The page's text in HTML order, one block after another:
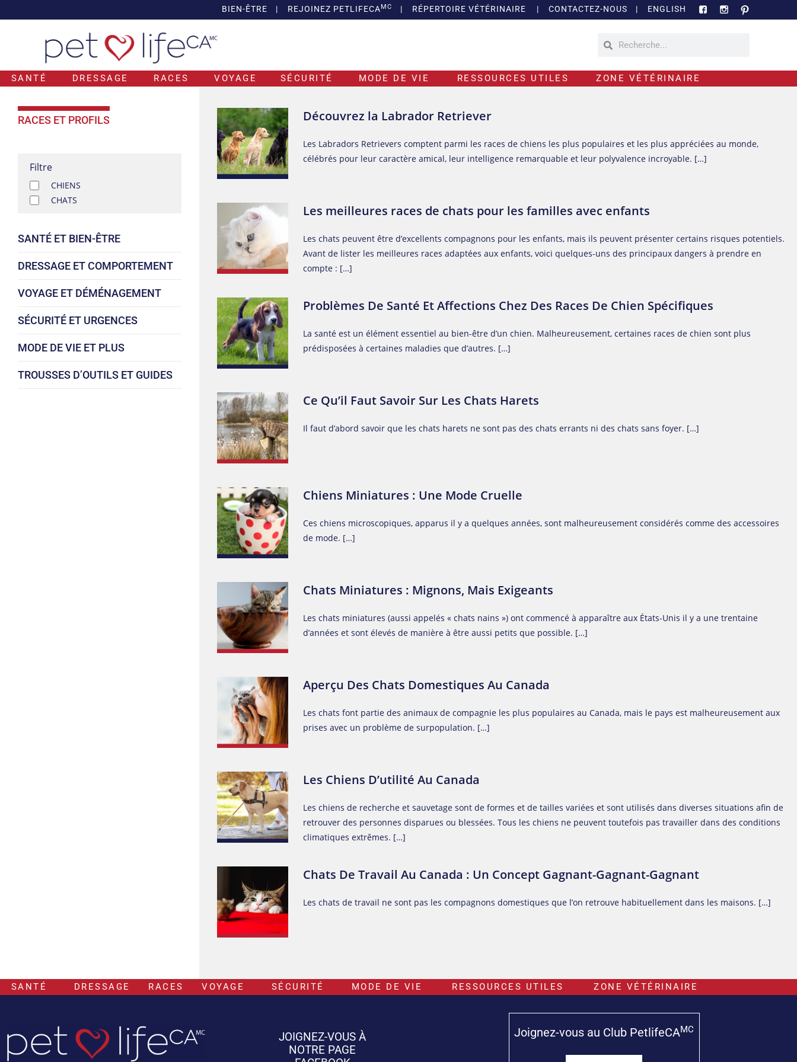
BIEN-ÊTRE | REJOINEZ PETLIFECAMC | RÉPERTOIRE VÉTÉRINAIRE | CONTACTEZ-NOUS | ENGLISH
SANTÉ DRESSAGE RACES VOYAGE SÉCURITÉ MODE DE VIE RESSOURCES UTILES ZONE VÉTÉRINAIRE
RACES ET PROFILS
Filtre
CHIENS
CHATS
SANTÉ ET BIEN-ÊTRE
DRESSAGE ET COMPORTEMENT
VOYAGE ET DÉMÉNAGEMENT
SÉCURITÉ ET URGENCES
MODE DE VIE ET PLUS
TROUSSES D’OUTILS ET GUIDES
Découvrez la Labrador Retriever
Les Labradors Retrievers comptent parmi les races de chiens les plus populaires et les plus appréciées au monde,
célébrés pour leur caractère amical, leur intelligence remarquable et leur polyvalence incroyable. […]
Les meilleures races de chats pour les familles avec enfants
Les chats peuvent être d’excellents compagnons pour les enfants, mais ils peuvent présenter certains risques potentiels.
Avant de lister les meilleures races adaptées aux enfants, voici quelques-uns des principaux dangers à prendre en
compte : […]
Problèmes De Santé Et Affections Chez Des Races De Chien Spécifiques
La santé est un élément essentiel au bien-être d’un chien. Malheureusement, certaines races de chien sont plus
prédisposées à certaines maladies que d’autres. […]
Ce Qu’il Faut Savoir Sur Les Chats Harets
Il faut d’abord savoir que les chats harets ne sont pas des chats errants ni des chats sans foyer. […]
Chiens Miniatures : Une Mode Cruelle
Ces chiens microscopiques, apparus il y a quelques années, sont malheureusement considérés comme des accessoires
de mode. […]
Chats Miniatures : Mignons, Mais Exigeants
Les chats miniatures (aussi appelés « chats nains ») ont commencé à apparaître aux États-Unis il y a une trentaine
d’années et sont élevés de manière à être aussi petits que possible. […]
Aperçu Des Chats Domestiques Au Canada
Les chats font partie des animaux de compagnie les plus populaires au Canada, mais le pays est malheureusement aux
prises avec un problème de surpopulation. […]
Les Chiens D’utilité Au Canada
Les chiens de recherche et sauvetage sont de formes et de tailles variées et sont utilisés dans diverses situations afin de
retrouver des personnes disparues ou blessées. Tous les chiens ne peuvent toutefois pas travailler dans des conditions
climatiques extrêmes. […]
Chats De Travail Au Canada : Un Concept Gagnant-Gagnant-Gagnant
Les chats de travail ne sont pas les compagnons domestiques que l’on retrouve habituellement dans les maisons. […]
SANTÉ DRESSAGE RACES VOYAGE SÉCURITÉ MODE DE VIE RESSOURCES UTILES ZONE VÉTÉRINAIRE
JOIGNEZ-VOUS À
NOTRE PAGE
Joignez-vous au Club PetlifeCAMC